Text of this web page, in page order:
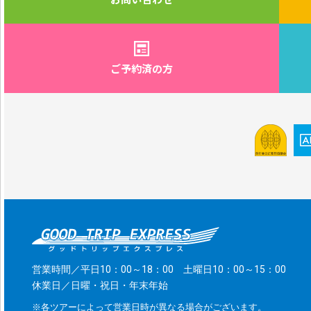
ご予約済の方
営業時間／平日10：00～18：00 土曜日10：00～15：00
休業日／日曜・祝日・年末年始
※各ツアーによって営業日時が異なる場合がございます。